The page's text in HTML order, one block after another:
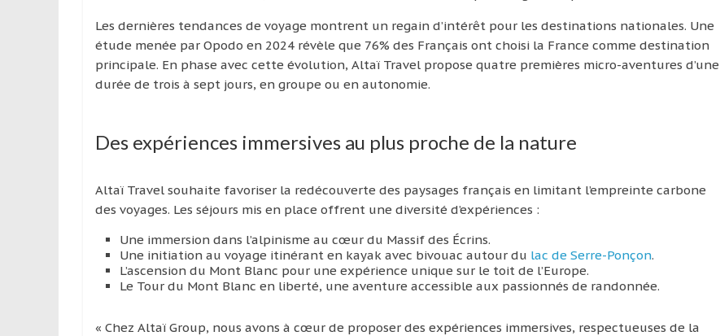
Les dernières tendances de voyage montrent un regain d’intérêt pour les destinations nationales. Une
étude menée par Opodo en 2024 révèle que 76% des Français ont choisi la France comme destination
principale. En phase avec cette évolution, Altaï Travel propose quatre premières micro-aventures d’une
durée de trois à sept jours, en groupe ou en autonomie.
Des expériences immersives au plus proche de la nature
Altaï Travel souhaite favoriser la redécouverte des paysages français en limitant l’empreinte carbone
des voyages. Les séjours mis en place offrent une diversité d’expériences :
Une immersion dans l’alpinisme au cœur du Massif des Écrins.
Une initiation au voyage itinérant en kayak avec bivouac autour du lac de Serre-Ponçon.
L’ascension du Mont Blanc pour une expérience unique sur le toit de l’Europe.
Le Tour du Mont Blanc en liberté, une aventure accessible aux passionnés de randonnée.
« Chez Altaï Group, nous avons à cœur de proposer des expériences immersives, respectueuses de la